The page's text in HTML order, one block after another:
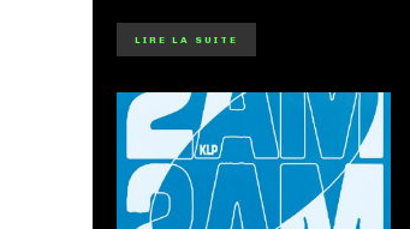
LIRE LA SUITE